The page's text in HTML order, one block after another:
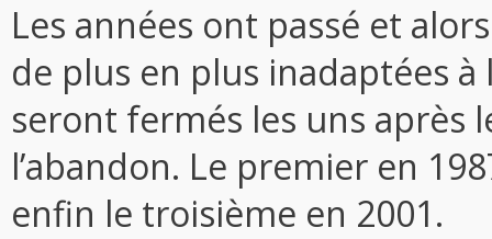
Les années ont passé et
de plus en plus inadaptées
seront fermés les uns après
l’abandon. Le premier en
enfin le troisième en 2001.